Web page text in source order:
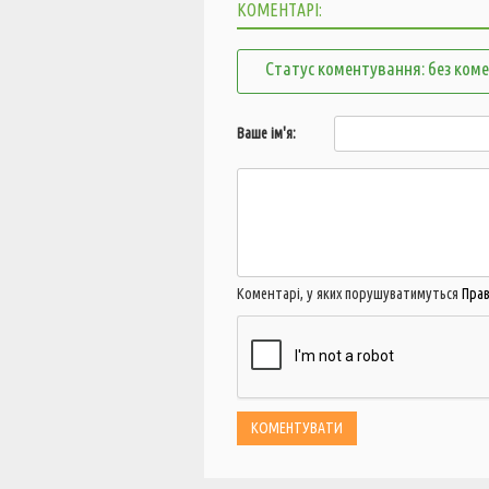
КОМЕНТАРІ:
Статус коментування: без
Ваше ім'я:
Коментарі, у яких порушуватимуться